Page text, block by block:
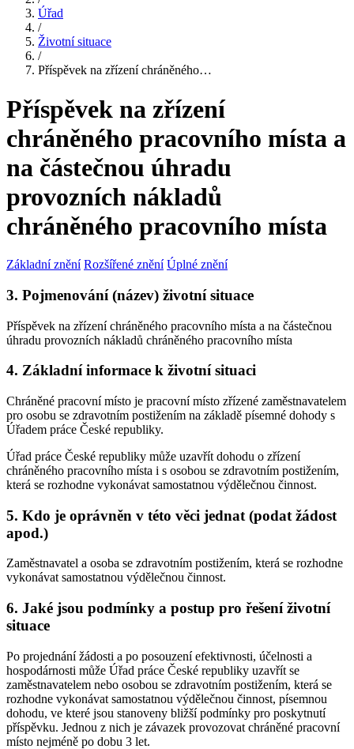
Úřad
/
Životní situace
/
Příspěvek na zřízení chráněného…
Příspěvek na zřízení
chráněného pracovního místa a
na částečnou úhradu
provozních nákladů
chráněného pracovního místa
Základní znění Rozšířené znění Úplné znění
3. Pojmenování (název) životní situace
Příspěvek na zřízení chráněného pracovního místa a na částečnou
úhradu provozních nákladů chráněného pracovního místa
4. Základní informace k životní situaci
Chráněné pracovní místo je pracovní místo zřízené zaměstnavatelem
pro osobu se zdravotním postižením na základě písemné dohody s
Úřadem práce České republiky.
Úřad práce České republiky může uzavřít dohodu o zřízení
chráněného pracovního místa i s osobou se zdravotním postižením,
která se rozhodne vykonávat samostatnou výdělečnou činnost.
5. Kdo je oprávněn v této věci jednat (podat žádost
apod.)
Zaměstnavatel a osoba se zdravotním postižením, která se rozhodne
vykonávat samostatnou výdělečnou činnost.
6. Jaké jsou podmínky a postup pro řešení životní
situace
Po projednání žádosti a po posouzení efektivnosti, účelnosti a
hospodárnosti může Úřad práce České republiky uzavřít se
zaměstnavatelem nebo osobou se zdravotním postižením, která se
rozhodne vykonávat samostatnou výdělečnou činnost, písemnou
dohodu, ve které jsou stanoveny bližší podmínky pro poskytnutí
příspěvku. Jednou z nich je závazek provozovat chráněné pracovní
místo nejméně po dobu 3 let.